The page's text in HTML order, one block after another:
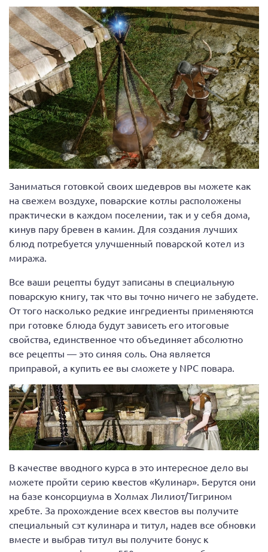
Заниматься готовкой своих шедевров вы можете как
на свежем воздухе, поварские котлы расположены
практически в каждом поселении, так и у себя дома,
кинув пару бревен в камин. Для создания лучших
блюд потребуется улучшенный поварской котел из
миража.
Все ваши рецепты будут записаны в специальную
поварскую книгу, так что вы точно ничего не забудете.
От того насколько редкие ингредиенты применяются
при готовке блюда будут зависеть его итоговые
свойства, единственное что объединяет абсолютно
все рецепты — это синяя соль. Она является
приправой, а купить ее вы сможете у NPC повара.
В качестве вводного курса в это интересное дело вы
можете пройти серию квестов «Кулинар». Берутся они
на базе консорциума в Холмах Лилиот/Тигрином
хребте. За прохождение всех квестов вы получите
специальный сэт кулинара и титул, надев все обновки
вместе и выбрав титул вы получите бонус к